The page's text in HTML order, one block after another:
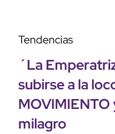
Tendencias
´La
subirse a la
milagro